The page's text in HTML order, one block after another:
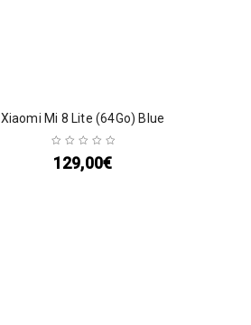
Xiaomi Mi 8 Lite (64Go) Blue
129,00€